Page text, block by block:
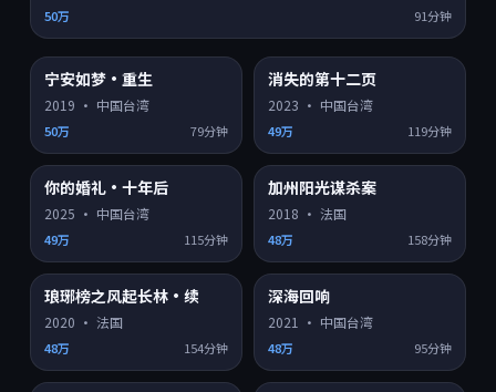
50万 91分钟
8.3
宁安如梦·重生
2019 · 中国台湾
50万 79分钟
7.2
消失的第十二页
2023 · 中国台湾
49万 119分钟
8.8
你的婚礼·十年后
2025 · 中国台湾
49万 115分钟
7.4
加州阳光谋杀案
2018 · 法国
48万 158分钟
6.8
琅琊榜之风起长林·续
2020 · 法国
48万 154分钟
8.1
深海回响
2021 · 中国台湾
48万 95分钟